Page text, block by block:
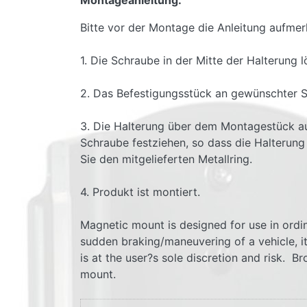
Bitte vor der Montage die Anleitung
1. Die Schraube in der Mitte der Halterung
2. Das Befestigungsstück an gewünschter
3. Die Halterung über dem Montagestück
Schraube festziehen, so dass die
Sie den mitgelieferten Metallring.
4. Produkt ist montiert.
Magnetic mount is designed for use in
sudden braking/maneuvering of a
is at the user?s sole discretion and risk.
mount.